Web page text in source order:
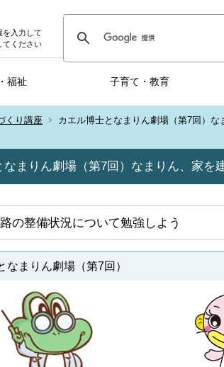
を入力して
てください
福祉 子育て・教育
くり講座 カエル博士となまりん劇場（第7回）な
なまりん劇場（第7回）なまりん、家を
の整備状況について勉強しよう
なまりん劇場（第7回）